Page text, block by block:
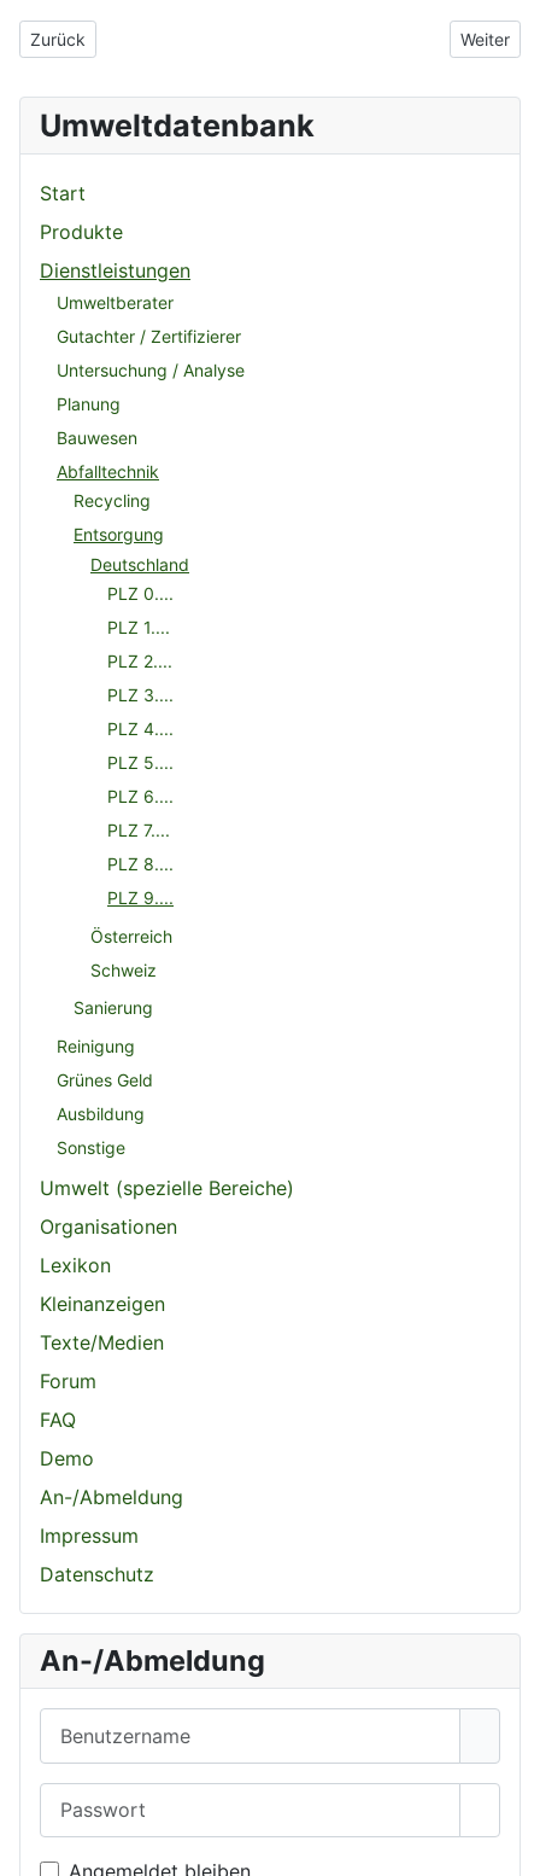
Vorheriger Beitrag: Biogasvereinigung Ostbayern GmbH
Zurück Nächster
Weiter
Umweltdatenbank
Start
Produkte
Dienstleistungen
Umweltberater
Gutachter / Zertifizierer
Untersuchung / Analyse
Planung
Bauwesen
Abfalltechnik
Recycling
Entsorgung
Deutschland
PLZ 0....
PLZ 1....
PLZ 2....
PLZ 3....
PLZ 4....
PLZ 5....
PLZ 6....
PLZ 7....
PLZ 8....
PLZ 9....
Österreich
Schweiz
Sanierung
Reinigung
Grünes Geld
Ausbildung
Sonstige
Umwelt (spezielle Bereiche)
Organisationen
Lexikon
Kleinanzeigen
Texte/Medien
Forum
FAQ
Demo
An-/Abmeldung
Impressum
Datenschutz
An-/Abmeldung
Angemeldet bleiben